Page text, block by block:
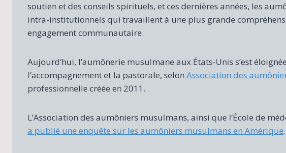
soutien et des conseils spirituels, et ces dernières années, les
intra-institutionnels qui travaillent à une plus grande
engagement communautaire.
Aujourd’hui, l’aumônerie musulmane aux États-Unis s’est
l’accompagnement et la pastorale, selon Association des
professionnelle créée en 2011.
L’Association des aumôniers musulmans, ainsi que l’École de
a publié une enquête sur les aumôniers musulmans en Amérique.